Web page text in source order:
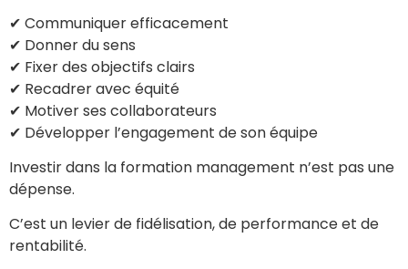
✔ Communiquer efficacement
✔ Donner du sens
✔ Fixer des objectifs clairs
✔ Recadrer avec équité
✔ Motiver ses collaborateurs
✔ Développer l’engagement de son équipe
Investir dans la formation management n’est pas une
dépense.
C’est un levier de fidélisation, de performance et de
rentabilité.